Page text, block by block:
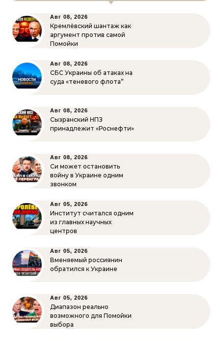
Авг 08, 2026
Кремлёвский шантаж как
аргумент против самой
Помойки
Авг 08, 2026
СБС Украины об атаках на
суда «теневого флота”
Авг 08, 2026
Сызранский НПЗ
принадлежит «Роснефти»
Авг 08, 2026
Си может остановить
войну в Украине одним
звонком
Авг 05, 2026
Институт считался одним
из главных научных
центров
Авг 05, 2026
Вменяемый россиянин
обратился к Украине
Авг 05, 2026
Диапазон реально
возможного для Помойки
выбора